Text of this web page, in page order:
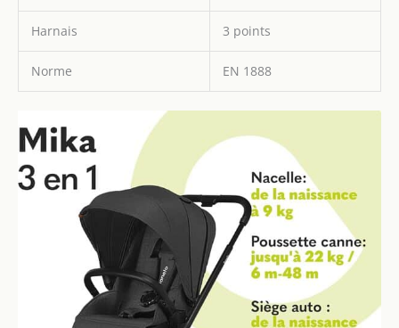
Harnais 3 points
Norme EN 1888